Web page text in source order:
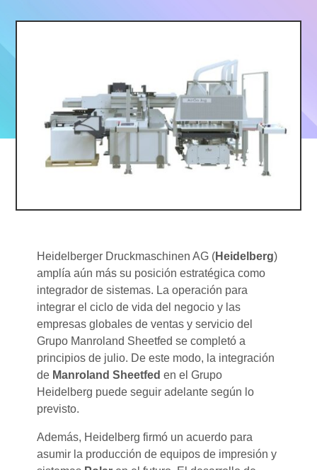
Heidelberger Druckmaschinen AG (Heidelberg)
amplía aún más su posición estratégica como
integrador de sistemas. La operación para
integrar el ciclo de vida del negocio y las
empresas globales de ventas y servicio del
Grupo Manroland Sheetfed se completó a
principios de julio. De este modo, la integración
de Manroland Sheetfed en el Grupo
Heidelberg puede seguir adelante según lo
previsto.
Además, Heidelberg firmó un acuerdo para
asumir la producción de equipos de impresión y